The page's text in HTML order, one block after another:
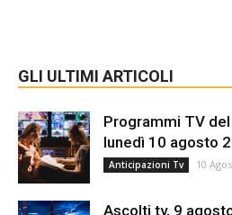
GLI ULTIMI ARTICOLI
Programmi TV
lunedì 10 agosto
Anticipazioni Tv 10
Ascolti tv, 9